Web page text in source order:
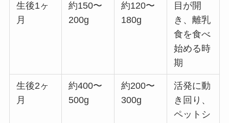
生後1ヶ
月
約150〜
200g
約120〜
180g
目が開
き、離乳
食を食べ
始める時
期
生後2ヶ
月
約400〜
500g
約200〜
300g
活発に動
き回り、
ペットシ